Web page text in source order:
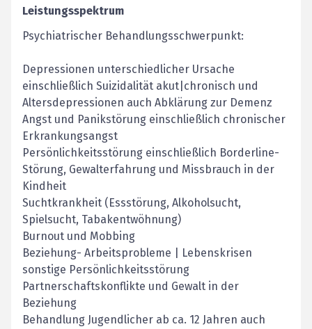
Leistungsspektrum
Psychiatrischer Behandlungsschwerpunkt:
Depressionen unterschiedlicher Ursache
einschließlich Suizidalität akut|chronisch und
Altersdepressionen auch Abklärung zur Demenz
Angst und Panikstörung einschließlich chronischer
Erkrankungsangst
Persönlichkeitsstörung einschließlich Borderline-
Störung, Gewalterfahrung und Missbrauch in der
Kindheit
Suchtkrankheit (Essstörung, Alkoholsucht,
Spielsucht, Tabakentwöhnung)
Burnout und Mobbing
Beziehung- Arbeitsprobleme | Lebenskrisen
sonstige Persönlichkeitsstörung
Partnerschaftskonflikte und Gewalt in der
Beziehung
Behandlung Jugendlicher ab ca. 12 Jahren auch